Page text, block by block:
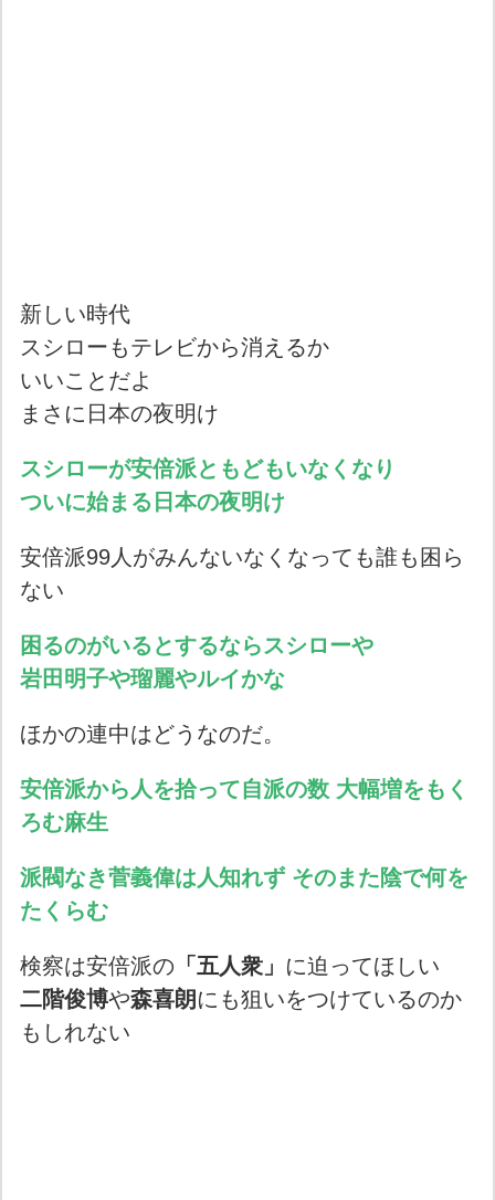
新しい時代
スシローもテレビから消えるか
いいことだよ
まさに日本の夜明け
スシローが安倍派ともどもいなくなり
ついに始まる日本の夜明け
安倍派99人がみんないなくなっても誰も困ら
ない
困るのがいるとするならスシローや
岩田明子や瑠麗やルイかな
ほかの連中はどうなのだ。
安倍派から人を拾って自派の数 大幅増をもく
ろむ麻生
派閥なき菅義偉は人知れず そのまた陰で何を
たくらむ
検察は安倍派の 「五人衆」 に迫ってほしい
二階俊博や森喜朗 にも狙いをつけているのか
もしれない